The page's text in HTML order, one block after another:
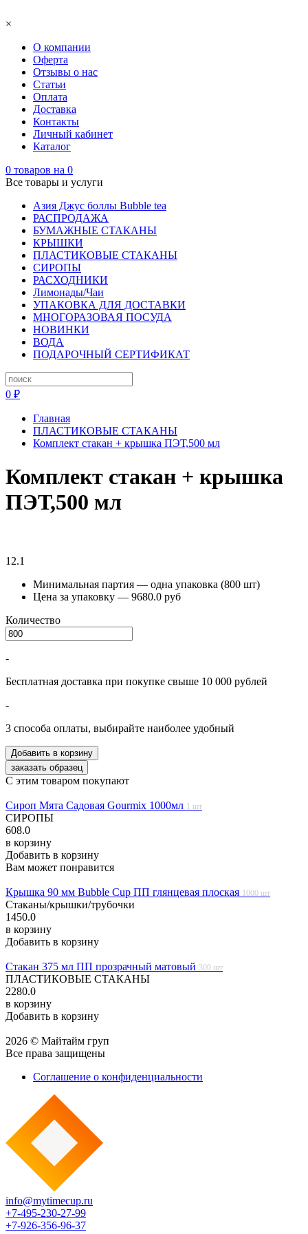
×
О компании
Оферта
Отзывы о нас
Статьи
Оплата
Доставка
Контакты
Личный кабинет
Каталог
0 товаров на 0
Все товары и услуги
Азия Джус боллы Bubble tea
РАСПРОДАЖА
БУМАЖНЫЕ СТАКАНЫ
КРЫШКИ
ПЛАСТИКОВЫЕ СТАКАНЫ
СИРОПЫ
РАСХОДНИКИ
Лимонады/Чаи
УПАКОВКА ДЛЯ ДОСТАВКИ
МНОГОРАЗОВАЯ ПОСУДА
НОВИНКИ
ВОДА
ПОДАРОЧНЫЙ СЕРТИФИКАТ
0 ₽
Главная
ПЛАСТИКОВЫЕ СТАКАНЫ
Комплект стакан + крышка ПЭТ,500 мл
Комплект стакан + крышка
ПЭТ,500 мл
12.1
Минимальная партия — одна упаковка (800 шт)
Цена за упаковку — 9680.0 руб
Количество
-
Бесплатная доставка при покупке свыше 10 000 рублей
-
3 способа оплаты, выбирайте наиболее удобный
С этим товаром покупают
Сироп Мята Садовая Gourmix 1000мл 1 шт
СИРОПЫ
608.0
в корзину
Добавить в корзину
Вам может понравится
Крышка 90 мм Bubble Cup ПП глянцевая плоская 1000 шт
Стаканы/крышки/трубочки
1450.0
в корзину
Добавить в корзину
Стакан 375 мл ПП прозрачный матовый 300 шт
ПЛАСТИКОВЫЕ СТАКАНЫ
2280.0
в корзину
Добавить в корзину
2026 © Майтайм груп
Все права защищены
Соглашение о конфиденциальности
info@mytimecup.ru
+7-495-230-27-99
+7-926-356-96-37